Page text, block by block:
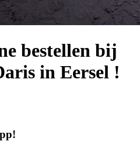
bestellen bij
in Eersel !